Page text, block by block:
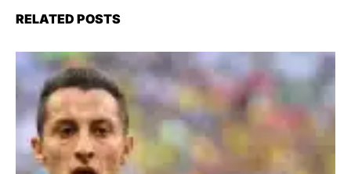
RELATED POSTS